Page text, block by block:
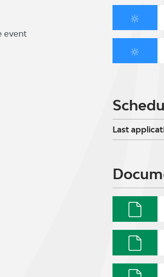
event
Last